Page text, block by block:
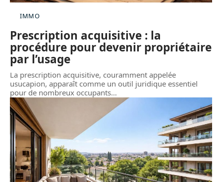
IMMO
Prescription acquisitive : la
procédure pour devenir propriétaire
par l’usage
La prescription acquisitive, couramment appelée
usucapion, apparaît comme un outil juridique essentiel
pour de nombreux occupants…